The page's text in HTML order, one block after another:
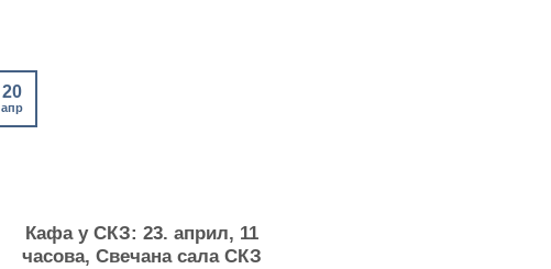
Кафа у СКЗ: 23. април, 11
часова, Свечана сала СКЗ
20
апр